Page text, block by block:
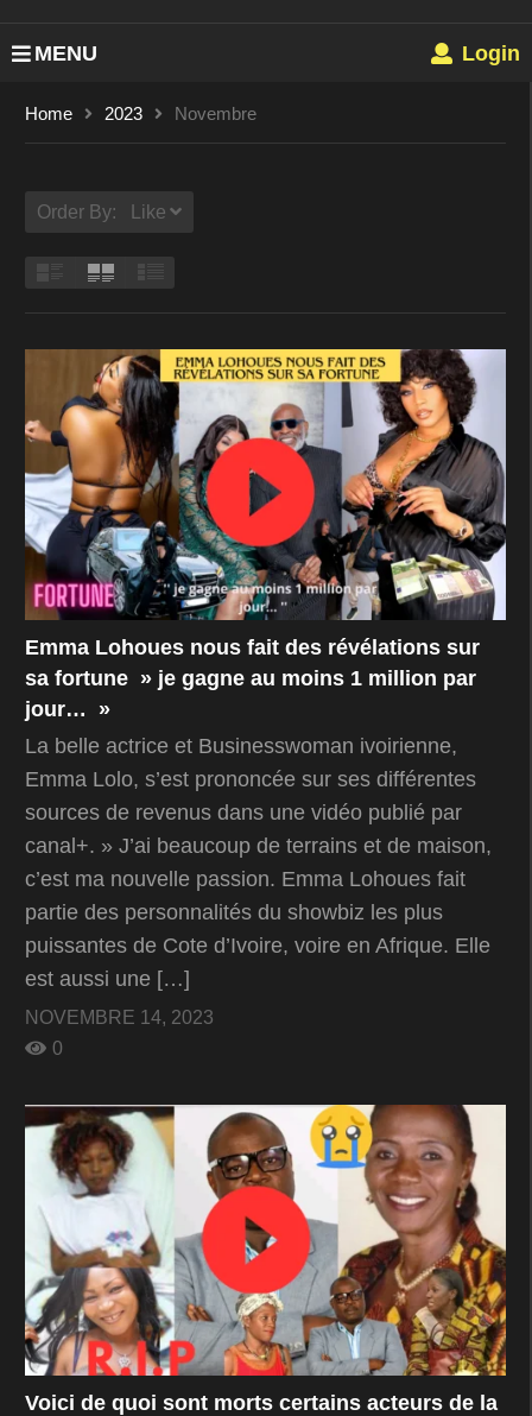
MENU Login
Home 2023 Novembre
Order By: Like
Emma Lohoues nous fait des révélations sur
sa fortune » je gagne au moins 1 million par
jour… »
La belle actrice et Businesswoman ivoirienne,
Emma Lolo, s’est prononcée sur ses différentes
sources de revenus dans une vidéo publié par
canal+. » J’ai beaucoup de terrains et de maison,
c’est ma nouvelle passion. Emma Lohoues fait
partie des personnalités du showbiz les plus
puissantes de Cote d’Ivoire, voire en Afrique. Elle
est aussi une […]
NOVEMBRE 14, 2023
0
Voici de quoi sont morts certains acteurs de la